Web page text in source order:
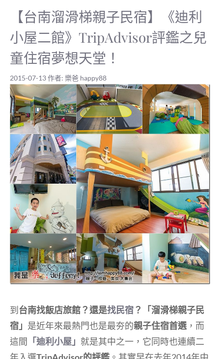
【台南溜滑梯親子民宿】《迪利
小屋二館》TripAdvisor評鑑之兒
童住宿夢想天堂！
2015-07-13作者: 樂爸 happy88
到 台南找飯店旅館？還是找民宿？「溜滑梯親子民
宿」 是近年來最熱門也是最夯的親子住宿首選 ，而
這間
「迪利小屋」 就是其中之一，它同時也連續二